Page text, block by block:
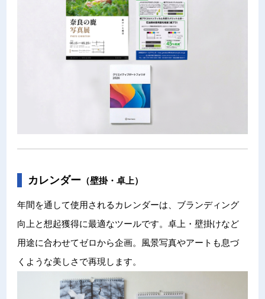
カレンダー （壁掛・卓上）
年間を通して使用されるカレンダーは、ブランディング
向上と想起獲得に最適なツールです。卓上・壁掛けなど
用途に合わせてゼロから企画。風景写真やアートも息づ
くような美しさで再現します。